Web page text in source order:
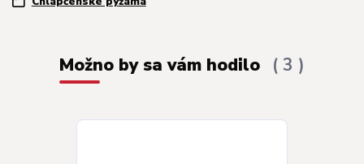
Možno by sa vám hodilo 3